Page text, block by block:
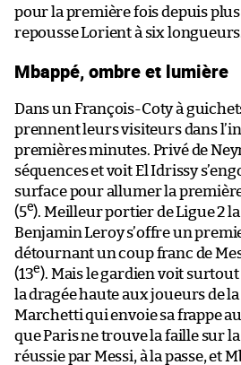
pour la première fois depuis plus
repousse Lorient à six
Mbappé, ombre et lumière
Dans un François-Coty à
prennent leurs visiteurs dans
premières minutes. Privé de
séquences et voit El Idrissy
surface pour allumer la
(5e). Meilleur portier de Ligue 2
Benjamin Leroy s’offre un
détournant un coup franc de
(13e). Mais le gardien voit
la dragée haute aux joueurs de
Marchetti qui envoie sa frappe
que Paris ne trouve la faille sur
réussie par Messi, à la passe, et